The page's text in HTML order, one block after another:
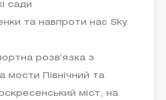
сади
та навпроти нас Sky
розв’язка з
мости Північний та
міст, на